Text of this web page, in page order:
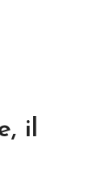
il